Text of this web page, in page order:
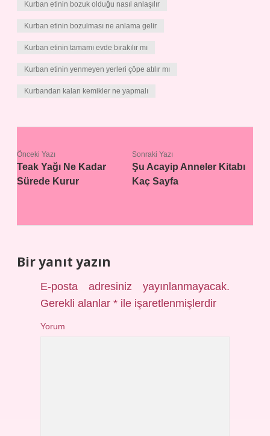
Kurban etinin bozuk olduğu nasıl anlaşılır
Kurban etinin bozulması ne anlama gelir
Kurban etinin tamamı evde bırakılır mı
Kurban etinin yenmeyen yerleri çöpe atılır mı
Kurbandan kalan kemikler ne yapmalı
Önceki Yazı
Teak Yağı Ne Kadar
Sürede Kurur
Sonraki Yazı
Şu Acayip Anneler Kitabı
Kaç Sayfa
Bir yanıt yazın
E-posta adresiniz yayınlanmayacak.
Gerekli alanlar* ile işaretlenmişlerdir
Yorum